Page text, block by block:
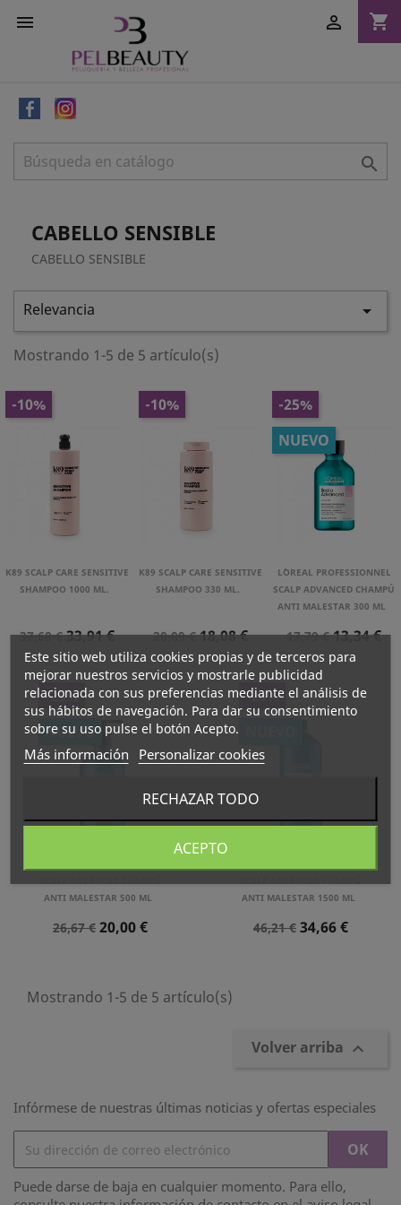
 shopping_cart


CABELLO SENSIBLE
CABELLO SENSIBLE
Relevancia 
Mostrando 1-5 de 5 artículo(s)
K89 SCALP CARE SENSITIVE
SHAMPOO 1000 ML.
Precio
Normal
37,68 €Precio
33,91 €
-10%
K89 SCALP CARE SENSITIVE
SHAMPOO 330 ML.
Precio
Normal
20,09 €Precio
18,08 €
-10%
L´OREAL PROFESSIONNEL
SCALP ADVANCED CHAMPÚ
ANTI MALESTAR 300 ML
Precio
Normal
17,79 €Precio
13,34 €
-25%
NUEVO
ANTI MALESTAR 500 ML
Precio
26,67 € Precio
20,00 €
-25%
NUEVO
ANTI MALESTAR 1500 ML
Precio
46,21 € Precio
34,66 €
-25%
Mostrando 1-5 de 5 artículo(s)
Volver arriba 
Infórmese de nuestras últimas noticias y ofertas especiales
Puede darse de baja en cualquier momento. Para ello,
Este sitio web utiliza cookies propias y de terceros para
mejorar nuestros servicios y mostrarle publicidad
relacionada con sus preferencias mediante el análisis de
sus hábitos de navegación. Para dar su consentimiento
sobre su uso pulse el botón Acepto.
Más información Personalizar cookies
RECHAZAR TODO
ACEPTO